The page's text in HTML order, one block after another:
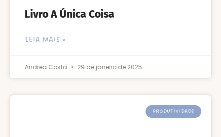
Livro A Única Coisa
LEIA MAIS »
Andrea Costa 29 de janeiro de 2025
PRODUTIVIDADE